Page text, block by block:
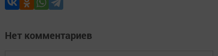
Нет комментариев